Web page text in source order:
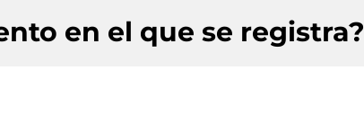
en el que se registra?